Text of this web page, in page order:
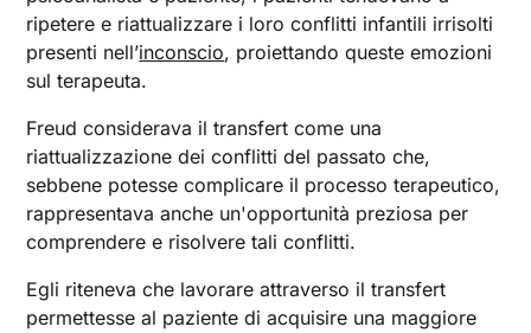
ripetere e riattualizzare i loro conflitti infantili irrisolti
presenti nell’inconscio, proiettando queste emozioni
sul terapeuta.
Freud considerava il transfert come una
riattualizzazione dei conflitti del passato che,
sebbene potesse complicare il processo terapeutico,
rappresentava anche un'opportunità preziosa per
comprendere e risolvere tali conflitti.
Egli riteneva che lavorare attraverso il transfert
permettesse al paziente di acquisire una maggiore